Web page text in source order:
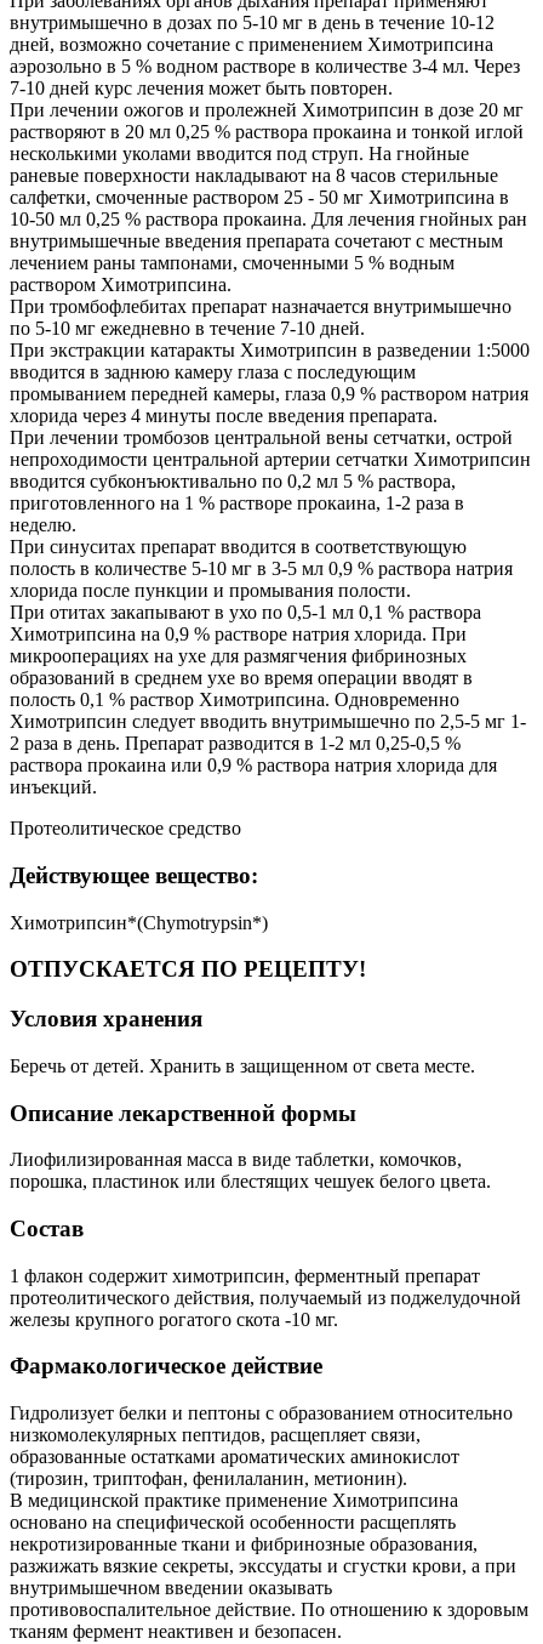
внутримышечно в дозах по 5-10 мг в день в течение 10-12
дней, возможно сочетание с применением Химотрипсина
аэрозольно в 5 % водном растворе в количестве 3-4 мл. Через
7-10 дней курс лечения может быть повторен.
При лечении ожогов и пролежней Химотрипсин в дозе 20 мг
растворяют в 20 мл 0,25 % раствора прокаина и тонкой иглой
несколькими уколами вводится под струп. На гнойные
раневые поверхности накладывают на 8 часов стерильные
салфетки, смоченные раствором 25 - 50 мг Химотрипсина в
10-50 мл 0,25 % раствора прокаина. Для лечения гнойных ран
внутримышечные введения препарата сочетают с местным
лечением раны тампонами, смоченными 5 % водным
раствором Химотрипсина.
При тромбофлебитах препарат назначается внутримышечно
по 5-10 мг ежедневно в течение 7-10 дней.
При экстракции катаракты Химотрипсин в разведении 1:5000
вводится в заднюю камеру глаза с последующим
промыванием передней камеры, глаза 0,9 % раствором натрия
хлорида через 4 минуты после введения препарата.
При лечении тромбозов центральной вены сетчатки, острой
непроходимости центральной артерии сетчатки Химотрипсин
вводится субконъюктивально по 0,2 мл 5 % раствора,
приготовленного на 1 % растворе прокаина, 1-2 раза в
неделю.
При синуситах препарат вводится в соответствующую
полость в количестве 5-10 мг в 3-5 мл 0,9 % раствора натрия
хлорида после пункции и промывания полости.
При отитах закапывают в ухо по 0,5-1 мл 0,1 % раствора
Химотрипсина на 0,9 % растворе натрия хлорида. При
микрооперациях на ухе для размягчения фибринозных
образований в среднем ухе во время операции вводят в
полость 0,1 % раствор Химотрипсина. Одновременно
Химотрипсин следует вводить внутримышечно по 2,5-5 мг 1-
2 раза в день. Препарат разводится в 1-2 мл 0,25-0,5 %
раствора прокаина или 0,9 % раствора натрия хлорида для
инъекций.
Протеолитическое средство
Действующее вещество:
Химотрипсин*(Chymotrypsin*)
ОТПУСКАЕТСЯ ПО РЕЦЕПТУ!
Условия хранения
Беречь от детей. Хранить в защищенном от света месте.
Описание лекарственной формы
Лиофилизированная масса в виде таблетки, комочков,
порошка, пластинок или блестящих чешуек белого цвета.
Состав
1 флакон содержит химотрипсин, ферментный препарат
протеолитического действия, получаемый из поджелудочной
железы крупного рогатого скота -10 мг.
Фармакологическое действие
Гидролизует белки и пептоны с образованием относительно
низкомолекулярных пептидов, расщепляет связи,
образованные остатками ароматических аминокислот
(тирозин, триптофан, фенилаланин, метионин).
В медицинской практике применение Химотрипсина
основано на специфической особенности расщеплять
некротизированные ткани и фибринозные образования,
разжижать вязкие секреты, экссудаты и сгустки крови, а при
внутримышечном введении оказывать
противовоспалительное действие. По отношению к здоровым
тканям фермент неактивен и безопасен.